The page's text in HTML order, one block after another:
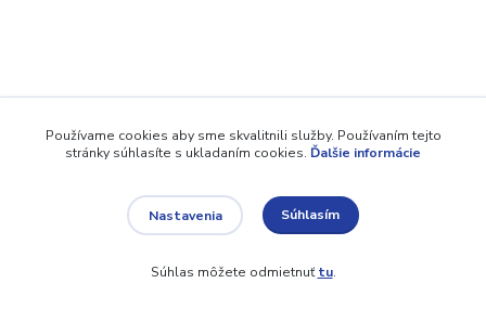
Používame cookies aby sme skvalitnili služby. Používaním tejto
stránky súhlasíte s ukladaním cookies. Ďalšie informácie
Nastavenia Súhlasím
Súhlas môžete odmietnuťtu.